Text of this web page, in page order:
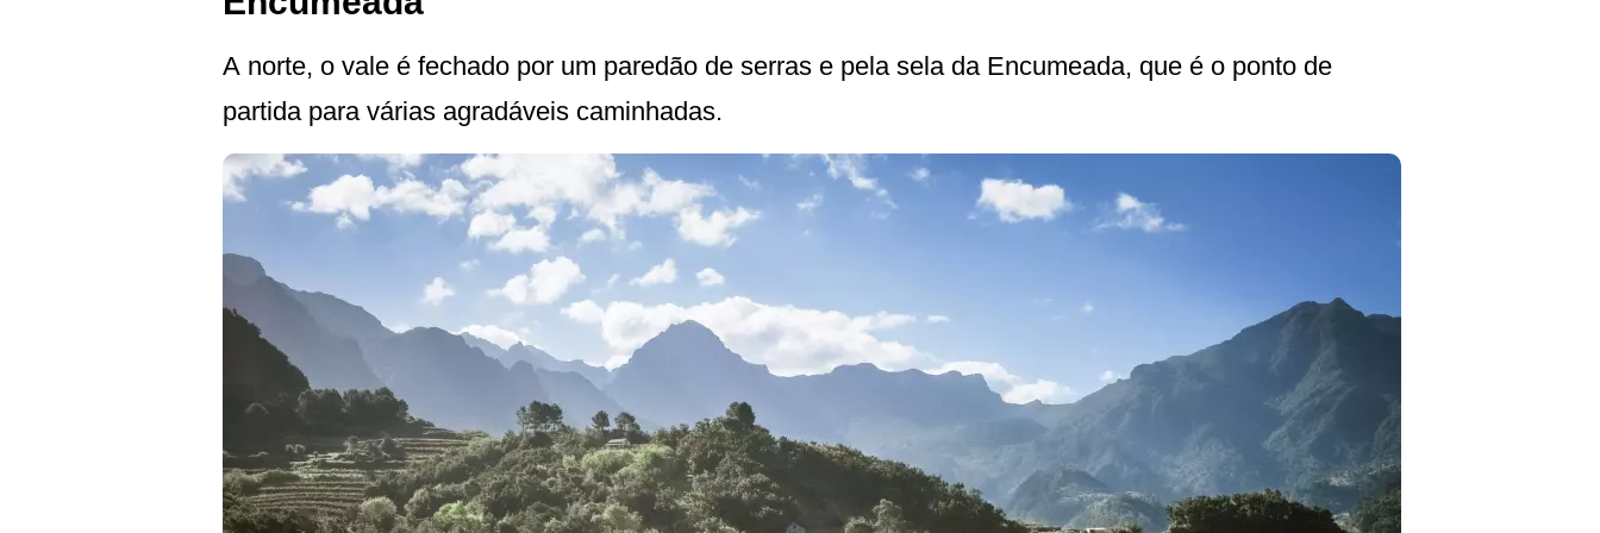
A norte, o vale é fechado por um paredão de serras e pela sela da Encumeada, que é o ponto de
partida para várias agradáveis caminhadas.